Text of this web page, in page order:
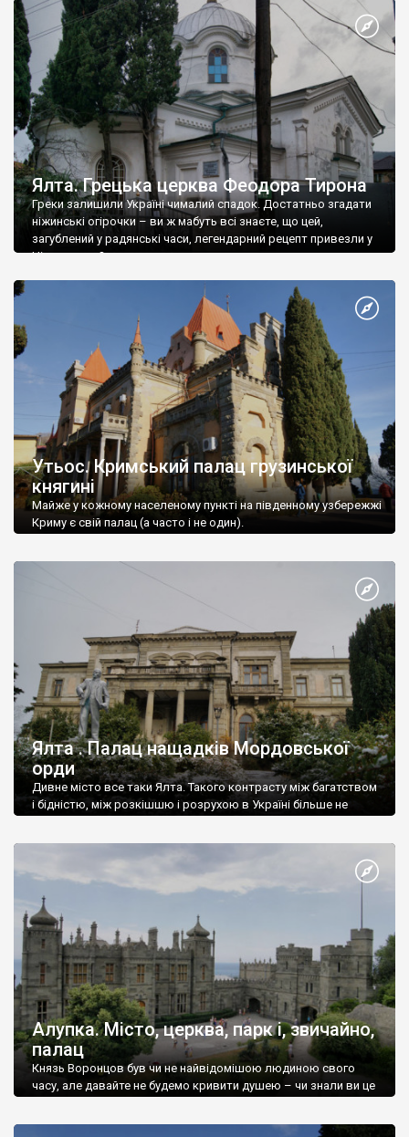
Ялта. Грецька церква Феодора Тирона
Греки залишили Україні чималий спадок. Достатньо згадати
ніжинські огірочки – ви ж мабуть всі знаєте, що цей,
загублений у радянські часи, легендарний рецепт привезли у
Ніжин греки?
Утьос. Кримський палац грузинської
княгині
Майже у кожному населеному пункті на південному узбережжі
Криму є свій палац (а часто і не один).
Ялта . Палац нащадків Мордовської
орди
Дивне місто все таки Ялта. Такого контрасту між багатством
і бідністю, між розкішшю і розрухою в Україні більше не
Алупка. Місто, церква, парк і, звичайно,
палац
Князь Воронцов був чи не найвідомішою людиною свого
часу, але давайте не будемо кривити душею – чи знали ви це